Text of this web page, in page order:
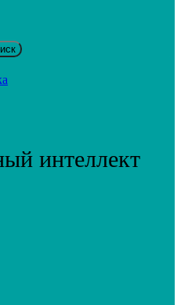
интеллект